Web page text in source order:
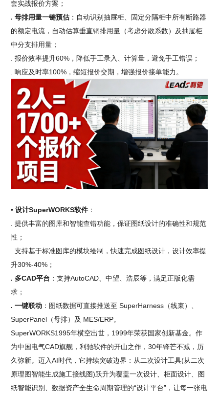
套实战报价方案；
. 母排用量一键预估 ：自动识别抽屉柜、固定分隔柜中所有断路器
的额定电流，自动估算垂直铜排用量（考虑分散系数）及抽屉柜
中分支排用量；
. 报价效率提升60%，降低手工录入、计算量，避免手工错误；
. 响应及时率100%，缩短报价交期，增强报价接单能力。
• 设计SuperWORKS软件 ：
. 提供丰富的图库和智能查错功能，保证图纸设计的准确性和规范
性；
. 支持基于标准图库的模块绘制，快速完成图纸设计，设计效率提
升30%-40%；
. 多CAD平台 ：支持AutoCAD、中望、浩辰等，满足正版化需
求；
. 一键联动 ：图纸数据可直接推送至 SuperHarness（线束）、
SuperPanel（母排）及 MES/ERP。
SuperWORKS1995年横空出世，1999年荣获国家创新基金。作
为中国电气CAD旗舰，利驰软件的开山之作，30年锋芒不减，历
久弥新。迈入AI时代，它持续突破边界：从二次设计工具(从二次
原理图智能生成施工接线图)跃升为覆盖一次设计、柜面设计、图
纸智能识别、数据资产全生命周期管理的“设计平台”，让每一张电